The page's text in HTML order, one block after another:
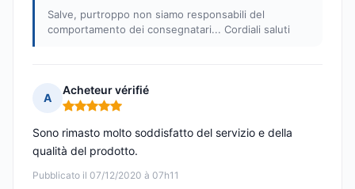
Salve, purtroppo non siamo responsabili del
comportamento dei consegnatari... Cordiali saluti
A
Acheteur vérifié
Nota: 5 su 5
Pubblicato il 07/12/2020 à 07h11
Sono rimasto molto soddisfatto del servizio e della
qualità del prodotto.